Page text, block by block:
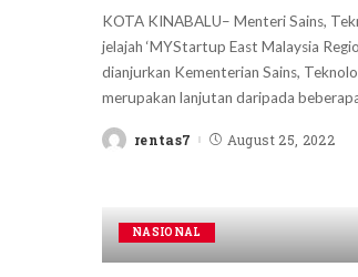
KOTA KINABALU– Menteri Sains,
jelajah ‘MYStartup East Malaysia
dianjurkan Kementerian Sains,
merupakan lanjutan daripada
Postedrentas7 August 25, 2022
NASIONAL